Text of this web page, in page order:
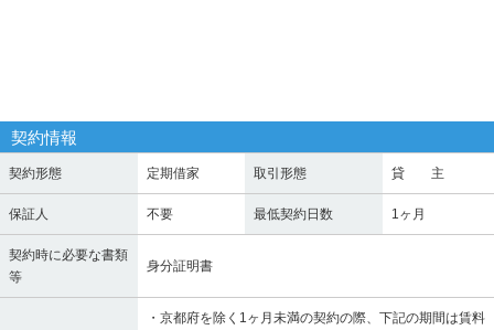
契約情報
契約形態 定期借家 取引形態 貸 主
保証人 不要 最低契約日数 1ヶ月
契約時に必要な書類
等
身分証明書
・京都府を除く1ヶ月未満の契約の際、下記の期間は賃料